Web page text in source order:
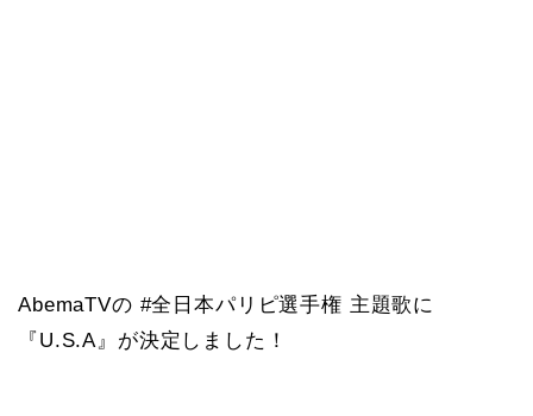
AbemaTVの #全日本パリピ選手権 主題歌に
『U.S.A』が決定しました！